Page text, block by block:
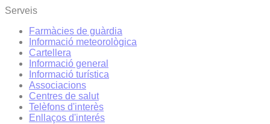
Serveis
Farmàcies de guàrdia
Informació meteorològica
Cartellera
Informació general
Informació turística
Associacions
Centres de salut
Telèfons d'interès
Enllaços d'interés